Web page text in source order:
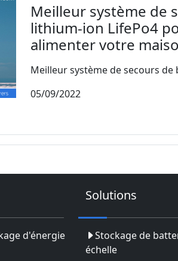
Meilleur système de
lithium-ion LifePo4
alimenter votre
Meilleur système de secours
05/09/2022
d'énergie
Solutions
Stockage de
échelle